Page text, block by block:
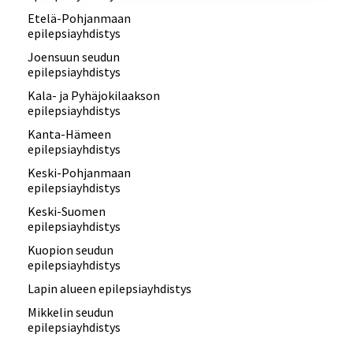
Etelä-Pohjanmaan
epilepsiayhdistys
Joensuun seudun
epilepsiayhdistys
Kala- ja Pyhäjokilaakson
epilepsiayhdistys
Kanta-Hämeen
epilepsiayhdistys
Keski-Pohjanmaan
epilepsiayhdistys
Keski-Suomen
epilepsiayhdistys
Kuopion seudun
epilepsiayhdistys
Lapin alueen epilepsiayhdistys
Mikkelin seudun
epilepsiayhdistys